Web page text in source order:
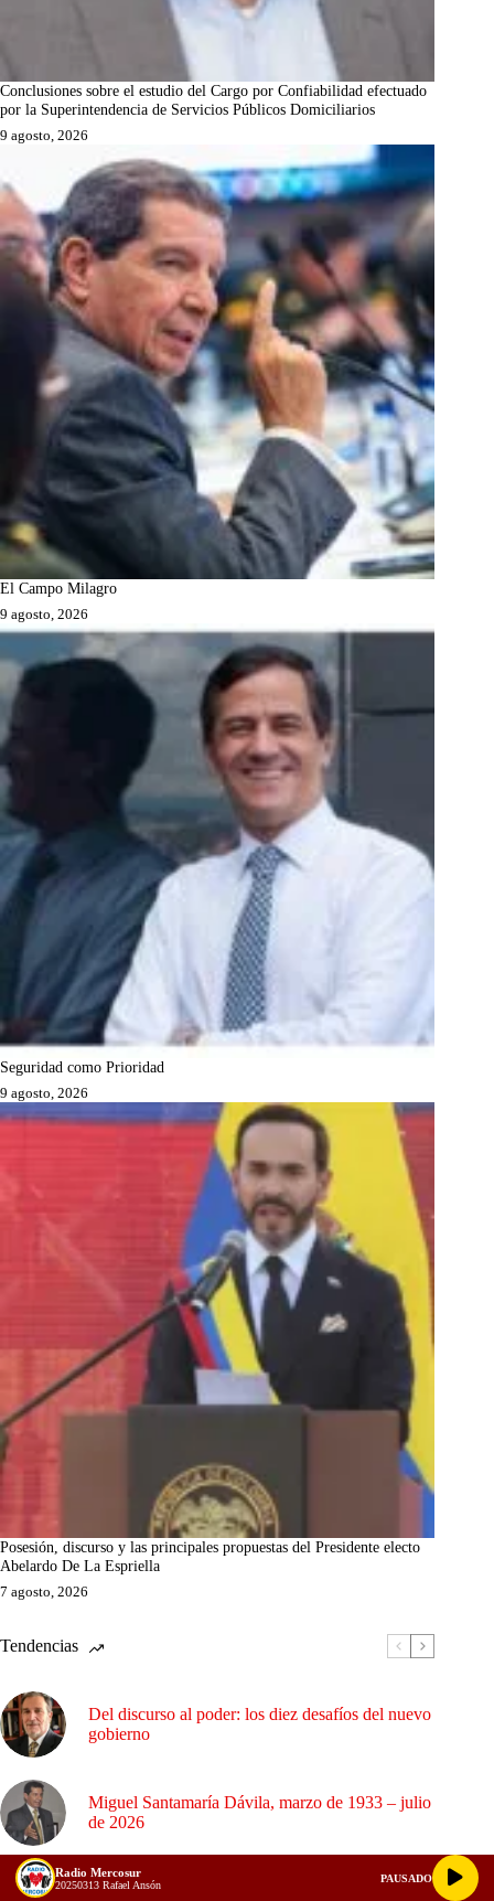
Conclusiones sobre el estudio del Cargo por Confiabilidad efectuado
por la Superintendencia de Servicios Públicos Domiciliarios
9 agosto, 2026
El Campo Milagro
9 agosto, 2026
Seguridad como Prioridad
9 agosto, 2026
Posesión, discurso y las principales propuestas del Presidente electo
Abelardo De La Espriella
7 agosto, 2026
Tendencias
Del discurso al poder: los diez desafíos del nuevo
gobierno
Miguel Santamaría Dávila, marzo de 1933 – julio
de 2026
La cultura del atajo y el desafío del nuevo
Radio Mercosur
20250313 Rafael Ansón
PAUSADO